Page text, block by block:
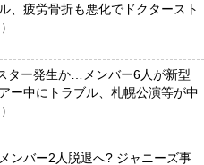
、疲労骨折も悪化でドクタースト
ター発生か…メンバー6人が新型
ー中にトラブル、札幌公演等が中
ンバー2人脱退へ? ジャニーズ事